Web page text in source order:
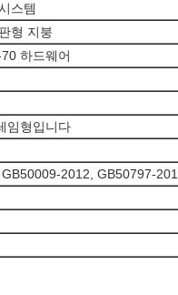
스템
형 지붕
하드웨어
임형입니다
2012, GB50797-